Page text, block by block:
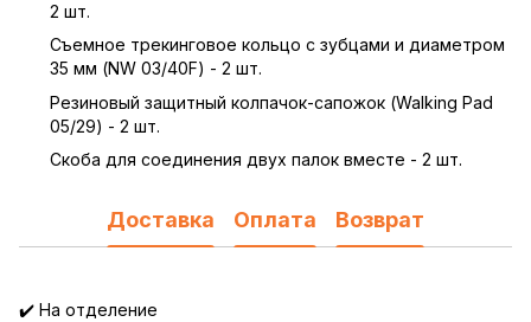
2 шт.
Съемное трекинговое кольцо с зубцами и диаметром
35 мм (NW 03/40F) - 2 шт.
Резиновый защитный колпачок-сапожок (Walking Pad
05/29) - 2 шт.
Скоба для соединения двух палок вместе - 2 шт.
Доставка Оплата Возврат
✔️ На отделение